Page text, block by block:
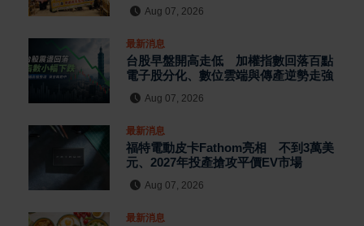
Aug 07, 2026
最新消息
台股早盤開高走低 加權指數回落百點
電子股分化、數位雲端與傳產逆勢走強
Aug 07, 2026
最新消息
福特電動皮卡Fathom亮相 不到3萬美
元、2027年投產搶攻平價EV市場
Aug 07, 2026
最新消息